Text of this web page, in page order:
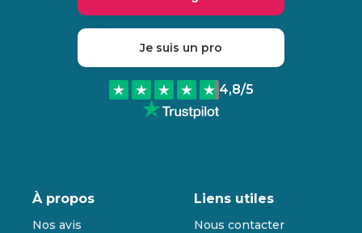
Je suis un pro
4,8/5
À propos
Nos avis
Liens utiles
Nous contacter